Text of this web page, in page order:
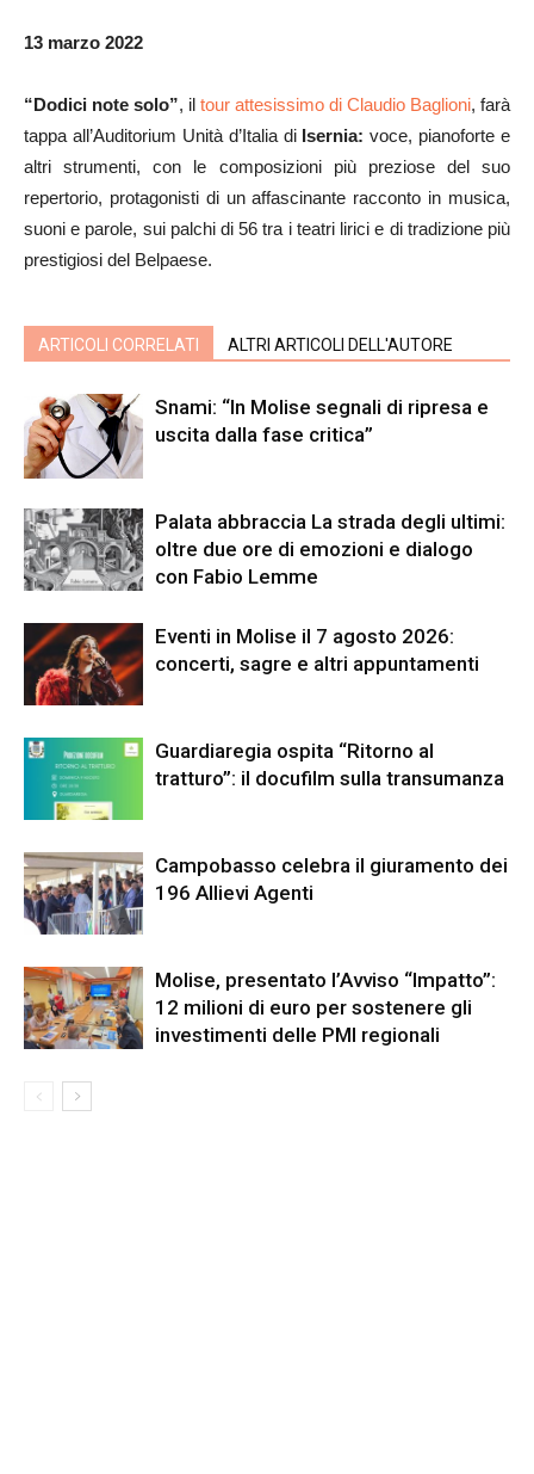
13 marzo 2022
“Dodici note solo”, il tour attesissimo di Claudio Baglioni, farà
tappa all’Auditorium Unità d’Italia di Isernia: voce, pianoforte e
altri strumenti, con le composizioni più preziose del suo
repertorio, protagonisti di un affascinante racconto in musica,
suoni e parole, sui palchi di 56 tra i teatri lirici e di tradizione più
prestigiosi del Belpaese.
ARTICOLI CORRELATI ALTRI ARTICOLI DELL'AUTORE
Snami: “In Molise segnali di ripresa e
uscita dalla fase critica”
Palata abbraccia La strada degli ultimi:
oltre due ore di emozioni e dialogo
con Fabio Lemme
Eventi in Molise il 7 agosto 2026:
concerti, sagre e altri appuntamenti
Guardiaregia ospita “Ritorno al
tratturo”: il docufilm sulla transumanza
Campobasso celebra il giuramento dei
196 Allievi Agenti
Molise, presentato l’Avviso “Impatto”:
12 milioni di euro per sostenere gli
investimenti delle PMI regionali